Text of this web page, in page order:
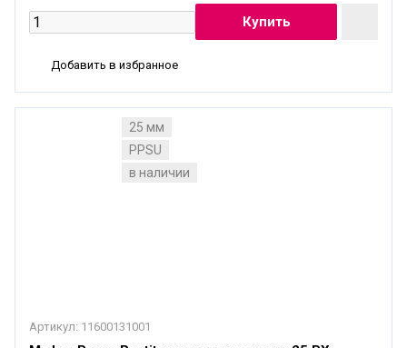
Добавить в избранное
25 мм
PPSU
в наличии
Артикул: 11600131001